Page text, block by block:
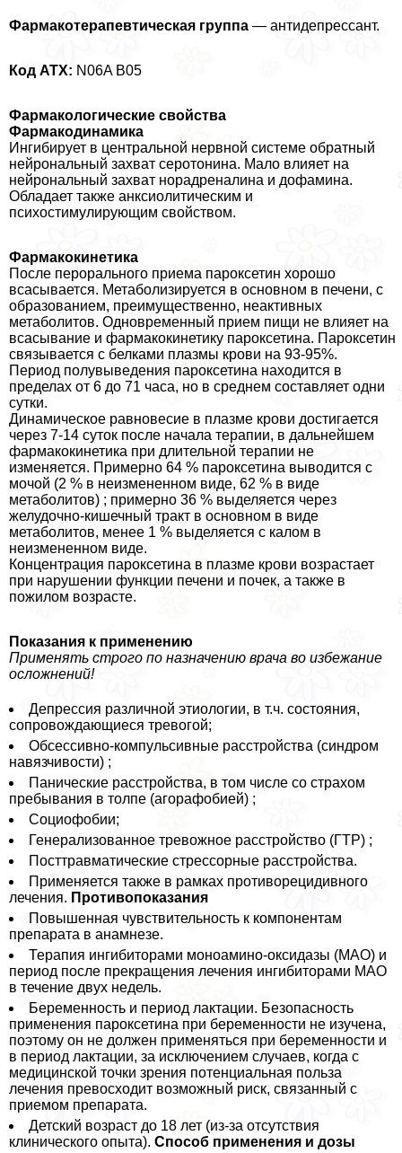
Фармакотерапевтическая группа — антидепрессант.
Код ATX: N06A В05
Фармакологические свойства
Фармакодинамика
Ингибирует в центральной нервной системе обратный
нейрональный захват серотонина. Мало влияет на
нейрональный захват норадреналина и дофамина.
Обладает также анксиолитическим и
психостимулирующим свойством.
Фармакокинетика
После перopaльного приема пароксетин хорошо
всасывается. Метаболизируется в основном в печени, с
образованием, преимущественно, неактивных
метаболитов. Одновременный прием пищи не влияет на
всасывание и фармакокинетику пароксетина. Пароксетин
связывается с белками плазмы крови на 93-95%.
Период полувыведения пароксетина находится в
пределах от 6 до 71 часа, но в среднем составляет одни
сутки.
Динамическое равновесие в плазме крови достигается
через 7-14 суток после начала терапии, в дальнейшем
фармакокинетика при длительной терапии не
изменяется. Примерно 64 % пароксетина выводится с
мочой (2 % в неизмененном виде, 62 % в виде
метаболитов) ; примерно 36 % выделяется через
желудочно-кишечный тpaкт в основном в виде
метаболитов, менее 1 % выделяется с калом в
неизмененном виде.
Концентрация пароксетина в плазме крови возрастает
при нарушении функции печени и почек, а также в
пожилом возрасте.
Показания к применению
Применять строго по назначению врача во избежание
осложнений!
Депрессия различной этиологии, в т.ч. состояния,
сопровождающиеся тревогой;
Обсессивно-компульсивные расстройства (синдром
навязчивости) ;
Панические расстройства, в том числе со страхом
пребывания в толпе (агорафобией) ;
Социофобии;
Генерализованное тревожное расстройство (ГТР) ;
Посттравматические стрессорные расстройства.
Применяется также в рамках противорецидивного
лечения. Противопоказания
Повышенная чувствительность к компонентам
препарата в анамнезе.
Терапия ингибиторами моноамино-оксидазы (МАО) и
период после прекращения лечения ингибиторами МАО
в течение двух недель.
Беременность и период лактации. Безопасность
применения пароксетина при беременности не изучена,
поэтому он не должен применяться при беременности и
в период лактации, за исключением случаев, когда с
медицинской точки зрения потенциальная польза
лечения превосходит возможный риск, связанный с
приемом препарата.
Детский возраст до 18 лет (из-за отсутствия
клинического опыта). Способ применения и дозы